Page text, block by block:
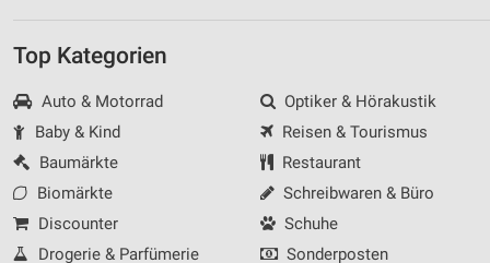
Top Kategorien
Auto & Motorrad
Baby & Kind
Baumärkte
Biomärkte
Discounter
Drogerie & Parfümerie
Optiker & Hörakustik
Reisen & Tourismus
Restaurant
Schreibwaren & Büro
Schuhe
Sonderposten